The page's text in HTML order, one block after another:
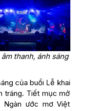
thanh, ánh sáng
của buổi Lễ khai
tráng. Tiết mục mở
Ngàn ước mơ Việt